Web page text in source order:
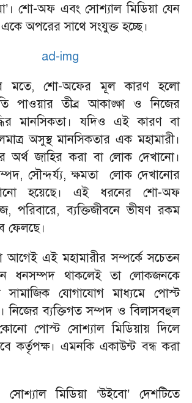
শো-অফ এবং সোশ্যাল মিডিয়া যেন
একে অপরের সাথে সংযুক্ত হচ্ছে।
মতে, শো-অফের মূল কারণ হলো
পাওয়ার তীব্র আকাঙ্ক্ষা ও নিজের
মানসিকতা। যদিও এই কারণ বা
অসুস্থ মানসিকতার এক মহামারী।
অর্থ জাহির করা বা লোক দেখানো।
সৌন্দর্য্য, ক্ষমতা লোক দেখানোর
হয়েছে। এই ধরনের শো-অফ
পরিবারে, ব্যক্তিজীবনে ভীষণ রকম
ফেলছে।
এই মহামারীর সম্পর্কে সচেতন
ধনসম্পদ থাকলেই তা লোকজনকে
সামাজিক যোগাযোগ মাধ্যমে পোস্ট
নিজের ব্যক্তিগত সম্পদ ও বিলাসবহুল
পোস্ট সোশ্যাল মিডিয়ায় দিলে
কর্তৃপক্ষ। এমনকি একাউন্ট বন্ধ করা
সোশ্যাল মিডিয়া ‘উইবো’ দেশটিতে